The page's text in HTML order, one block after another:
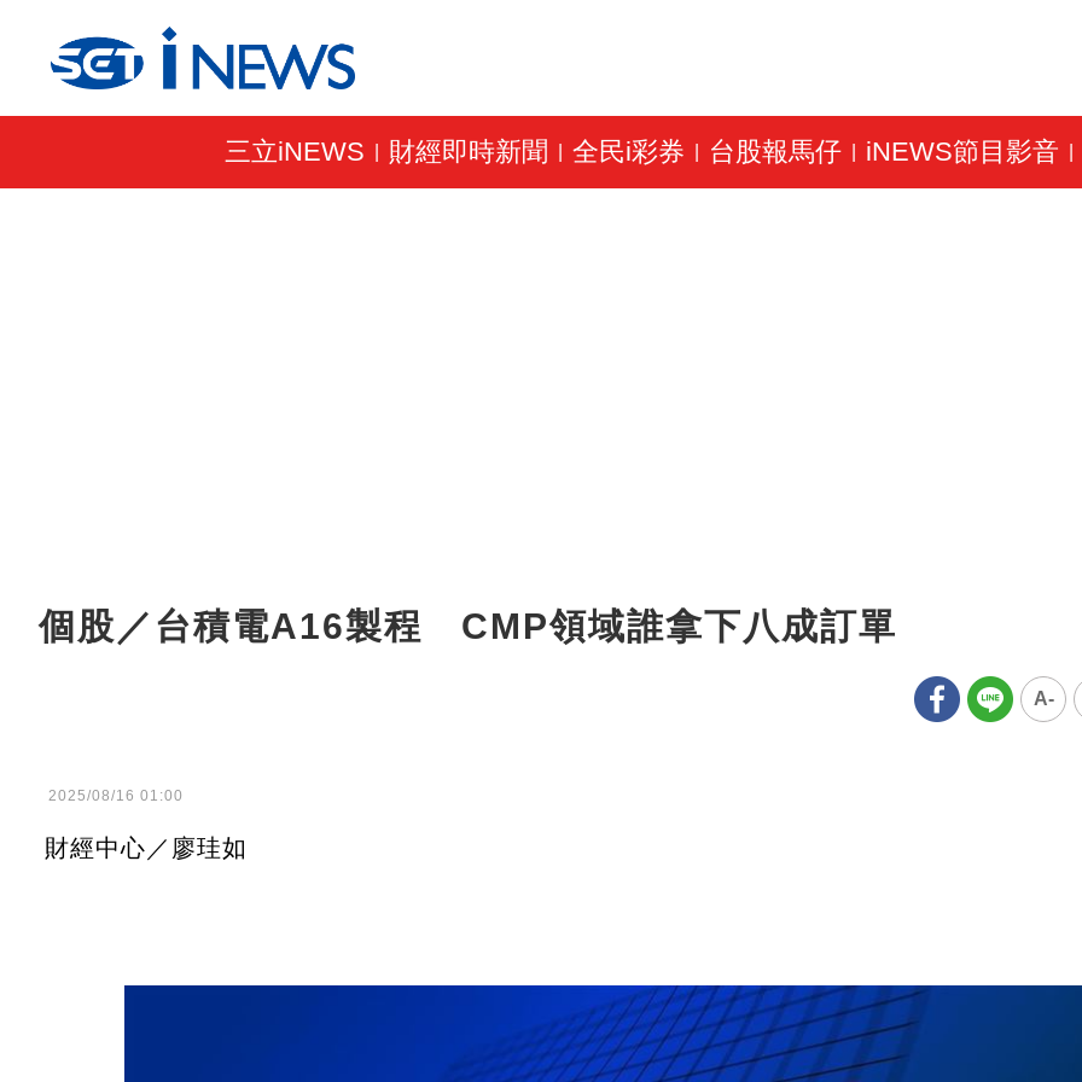
三立iNEWS 財經即時新聞 全民i彩券 台股報馬仔| iNEWS節目影音
個股／台積電A16製程 CMP領域誰拿下八成訂單
A-
2025/08/16 01:00
財經中心／廖珪如